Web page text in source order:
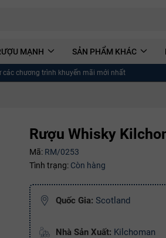
MẠNH SẢN PHẨM KHÁC
các chương trình khuyến mãi mới nhất
Rượu Whisky
Mã: RM/0253
Tình trạng: Còn hàng
Quốc Gia: Scotland
Nhà Sản Xuất: Kilchoman